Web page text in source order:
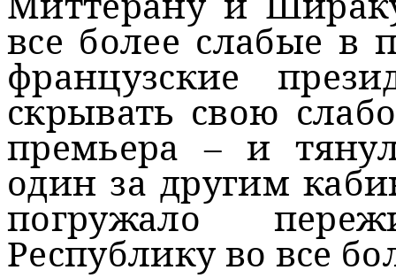
все более слабые в
французские
скрывать свою
премьера – и
один за другим
погружало
Республику во все